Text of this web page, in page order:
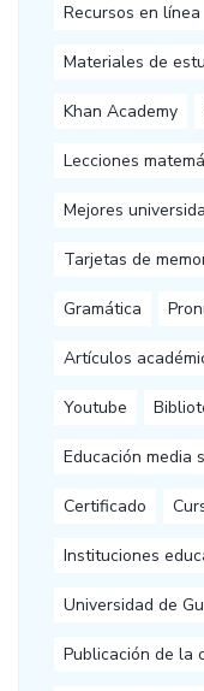
Recursos en línea
Materiales de
Khan Academy
Lecciones
Mejores
Tarjetas de
Gramática
Artículos
Youtube
Educación media
Certificado
Instituciones
Universidad de
Publicación de la